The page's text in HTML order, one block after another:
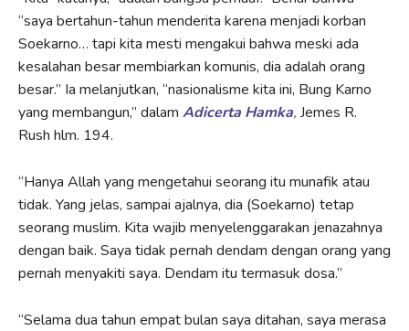
“saya bertahun-tahun menderita karena menjadi korban
Soekarno… tapi kita mesti mengakui bahwa meski ada
kesalahan besar membiarkan komunis, dia adalah orang
besar.” Ia melanjutkan, “nasionalisme kita ini, Bung Karno
yang membangun,” dalam Adicerta Hamka, Jemes R.
Rush hlm. 194.
“Hanya Allah yang mengetahui seorang itu munafik atau
tidak. Yang jelas, sampai ajalnya, dia (Soekarno) tetap
seorang muslim. Kita wajib menyelenggarakan jenazahnya
dengan baik. Saya tidak pernah dendam dengan orang yang
pernah menyakiti saya. Dendam itu termasuk dosa.”
“Selama dua tahun empat bulan saya ditahan, saya merasa